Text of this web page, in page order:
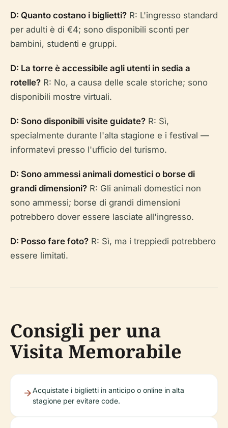
D: Quanto costano i biglietti? R: L'ingresso standard
per adulti è di €4; sono disponibili sconti per
bambini, studenti e gruppi.
D: La torre è accessibile agli utenti in sedia a
rotelle? R: No, a causa delle scale storiche; sono
disponibili mostre virtuali.
D: Sono disponibili visite guidate? R: Sì,
specialmente durante l'alta stagione e i festival —
informatevi presso l'ufficio del turismo.
D: Sono ammessi animali domestici o borse di
grandi dimensioni? R: Gli animali domestici non
sono ammessi; borse di grandi dimensioni
potrebbero dover essere lasciate all'ingresso.
D: Posso fare foto? R: Sì, ma i treppiedi potrebbero
essere limitati.
Consigli per una
Visita Memorabile
Acquistate i biglietti in anticipo o online in alta
stagione per evitare code.